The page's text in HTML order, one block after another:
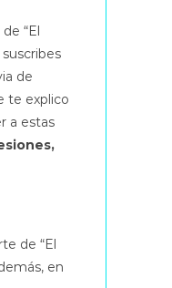
“El
de
te explico
a estas
de “El
en